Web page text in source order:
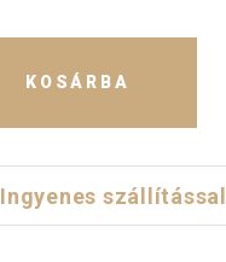
KOSÁRBA
Ingyenes szállítással